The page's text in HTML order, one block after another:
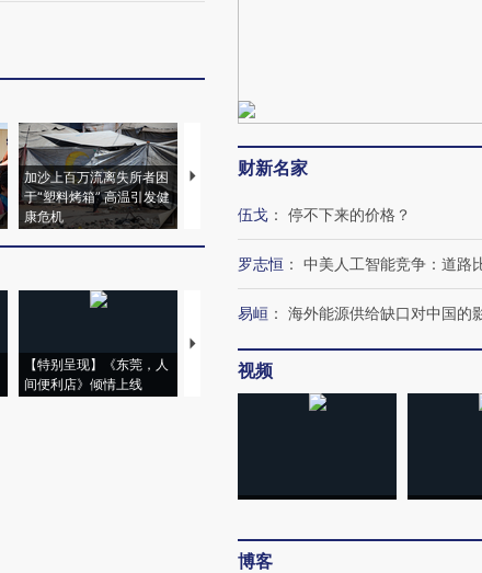
加沙上百万流离失所者困
于“塑料烤箱” 高温引发健
康危机
马航飞行员跨国走私7万
心“花钱找虐”？
【特别呈现】《东莞，人
间便利店》倾情上线
【推广】走进第四届链博
会，让数智科技“链”接产
财新名家
伍戈 ： 停不下来的价格？
罗志恒 ： 中美人工智能竞争：道路
易峘 ： 海外能源供给缺口对中国的
视频
博客